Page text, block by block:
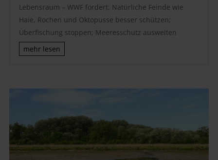
Lebensraum – WWF fordert: Natürliche Feinde wie
Haie, Rochen und Oktopusse besser schützen;
Überfischung stoppen; Meeresschutz ausweiten
mehr lesen